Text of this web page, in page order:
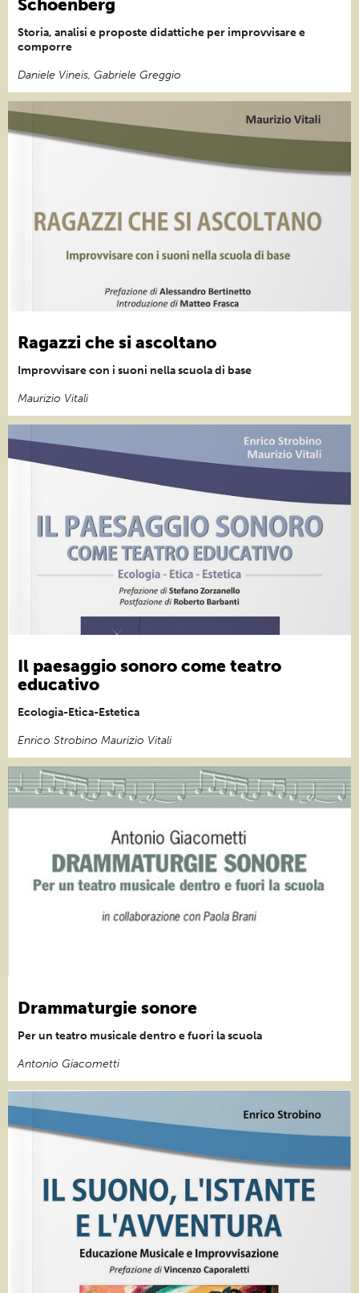
Schoenberg
Storia, analisi e proposte didattiche per improvvisare e
comporre
Daniele Vineis, Gabriele Greggio
Ragazzi che si ascoltano
Improvvisare con i suoni nella scuola di base
Maurizio Vitali
Il paesaggio sonoro come teatro
educativo
Ecologia-Etica-Estetica
Enrico Strobino Maurizio Vitali
Drammaturgie sonore
Per un teatro musicale dentro e fuori la scuola
Antonio Giacometti